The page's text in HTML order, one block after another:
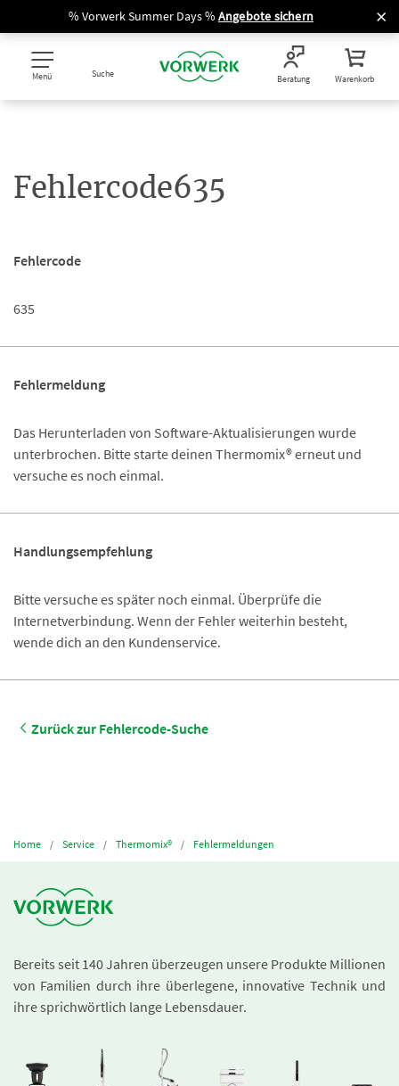
% Vorwerk Summer Days % Angebote sichern
Menü Suche Beratung Warenkorb
Fehlercode635
Fehlercode
635
Fehlermeldung
Das Herunterladen von Software-Aktualisierungen wurde
unterbrochen. Bitte starte deinen Thermomix® erneut und
versuche es noch einmal.
Handlungsempfehlung
Bitte versuche es später noch einmal. Überprüfe die
Internetverbindung. Wenn der Fehler weiterhin besteht,
wende dich an den Kundenservice.
Zurück zur Fehlercode-Suche
Home Service Thermomix® Fehlermeldungen
Bereits seit 140 Jahren überzeugen unsere Produkte Millionen
von Familien durch ihre überlegene, innovative Technik und
ihre sprichwörtlich lange Lebensdauer.